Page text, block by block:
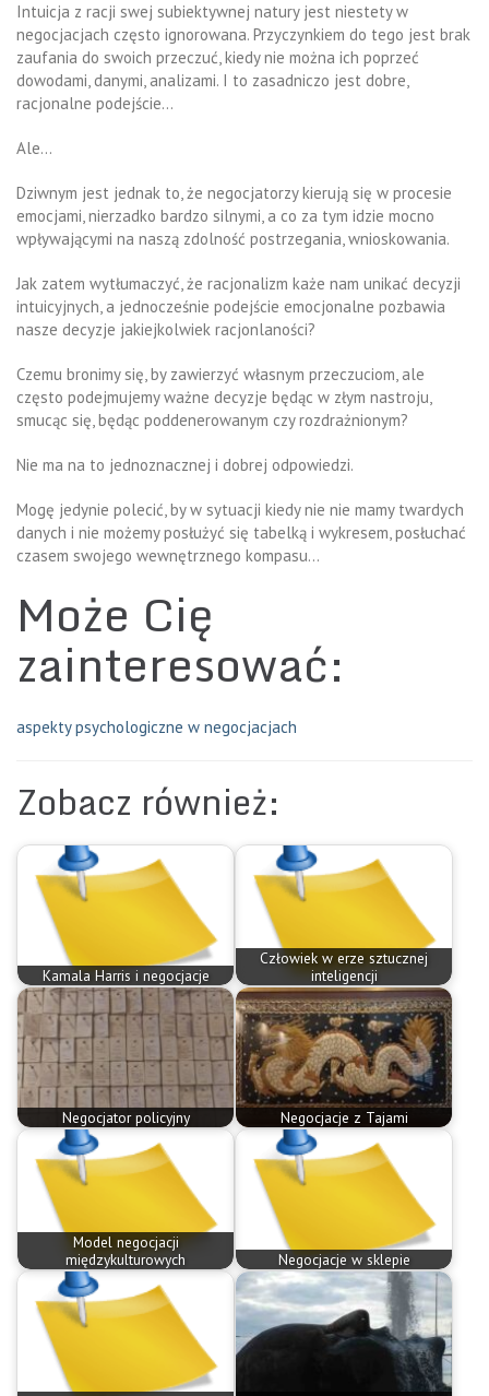
Intuicja z racji swej subiektywnej natury jest niestety w
negocjacjach często ignorowana. Przyczynkiem do tego jest brak
zaufania do swoich przeczuć, kiedy nie można ich poprzeć
dowodami, danymi, analizami. I to zasadniczo jest dobre,
racjonalne podejście…
Ale…
Dziwnym jest jednak to, że negocjatorzy kierują się w procesie
emocjami, nierzadko bardzo silnymi, a co za tym idzie mocno
wpływającymi na naszą zdolność postrzegania, wnioskowania.
Jak zatem wytłumaczyć, że racjonalizm każe nam unikać decyzji
intuicyjnych, a jednocześnie podejście emocjonalne pozbawia
nasze decyzje jakiejkolwiek racjonlaności?
Czemu bronimy się, by zawierzyć własnym przeczuciom, ale
często podejmujemy ważne decyzje będąc w złym nastroju,
smucąc się, będąc poddenerowanym czy rozdrażnionym?
Nie ma na to jednoznacznej i dobrej odpowiedzi.
Mogę jedynie polecić, by w sytuacji kiedy nie nie mamy twardych
danych i nie możemy posłużyć się tabelką i wykresem, posłuchać
czasem swojego wewnętrznego kompasu…
Może Cię
zainteresować:
aspekty psychologiczne w negocjacjach
Zobacz również:
Kamala Harris i negocjacje
Człowiek w erze sztucznej
inteligencji
Negocjator policyjny Negocjacje z Tajami
Model negocjacji
międzykulturowych
Negocjacje w sklepie